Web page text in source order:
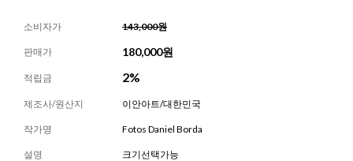
소비자가 143,000원
판매가 180,000원
적립금 2%
제조사/원산지 이안아트/대한민국
작가명 Fotos Daniel Borda
설명 크기선택가능